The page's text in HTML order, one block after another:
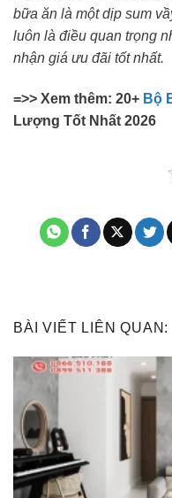
bữa ăn là một dịp sum
luôn là điều quan trọng
nhận giá ưu đãi tốt nhất.
=>> Xem thêm: 20+ Bộ
Lượng Tốt Nhất 2026
BÀI VIẾT LIÊN QUAN: